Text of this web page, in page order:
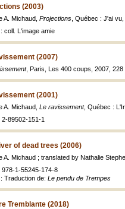
(2003)
A. Michaud, Projections , Québec : J'ai
coll. L'image amie
(2007)
, Paris, Les 400 coups, 2007, 228
(2001)
A. Michaud, Le ravissement, Québec :
2-89502-151-1
of dead trees (2006)
A. Michaud ; translated by Nathalie
978-1-55245-174-8
Traduction de: Le pendu de Trempes
Tremblante (2018)